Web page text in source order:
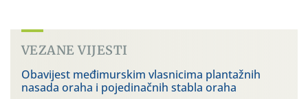
VEZANE VIJESTI
Obavijest međimurskim vlasnicima plantažnih
nasada oraha i pojedinačnih stabla oraha